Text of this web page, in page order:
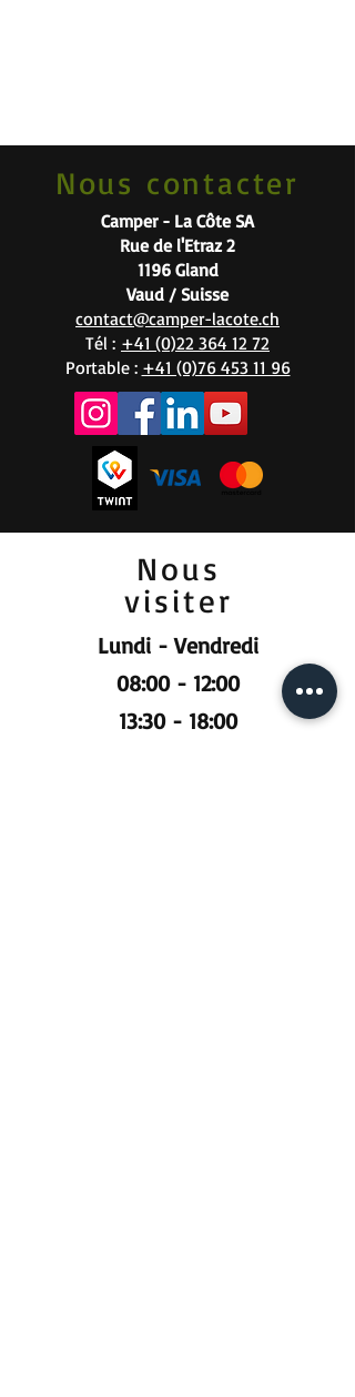
Nous contacter
Camper - La Côte SA
Rue de l'Etraz 2
1196 Gland
Vaud / Suisse
contact@camper-lacote.ch
Tél : +41 (0)22 364 12 72
Portable : +41 (0)76 453 11 96
Nous
visiter
Lundi - Vendredi
08:00 - 12:00
13:30 - 18:00